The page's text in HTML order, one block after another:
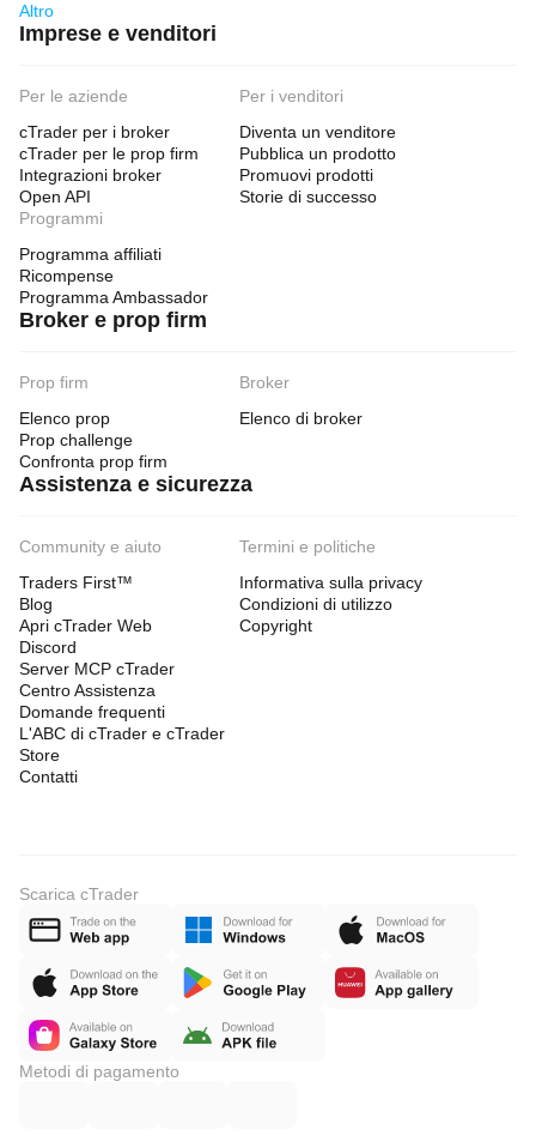
Altro
Imprese e venditori
Per le aziende
cTrader per i broker
cTrader per le prop firm
Integrazioni broker
Open API
Per i venditori
Diventa un venditore
Pubblica un prodotto
Promuovi prodotti
Storie di successo
Programmi
Programma affiliati
Ricompense
Programma Ambassador
Broker e prop firm
Prop firm
Elenco prop
Prop challenge
Confronta prop firm
Broker
Elenco di broker
Assistenza e sicurezza
Community e aiuto
Traders First™
Blog
Apri cTrader Web
Discord
Server MCP cTrader
Centro Assistenza
Domande frequenti
L'ABC di cTrader e cTrader
Store
Contatti
Termini e politiche
Informativa sulla privacy
Condizioni di utilizzo
Copyright
Scarica cTrader
Metodi di pagamento